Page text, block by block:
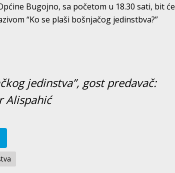
Bugojno, sa početom u 18.30 sati, bit će
“Ko se plaši bošnjačog jedinstbva?”
jedinstva”, gost predavač:
Alispahić